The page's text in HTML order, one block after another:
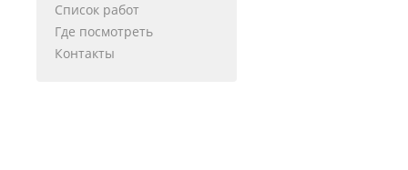
Список работ
Где посмотреть
Контакты